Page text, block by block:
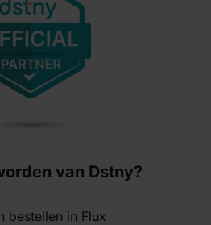
van Dstny?
bestellen in Flux